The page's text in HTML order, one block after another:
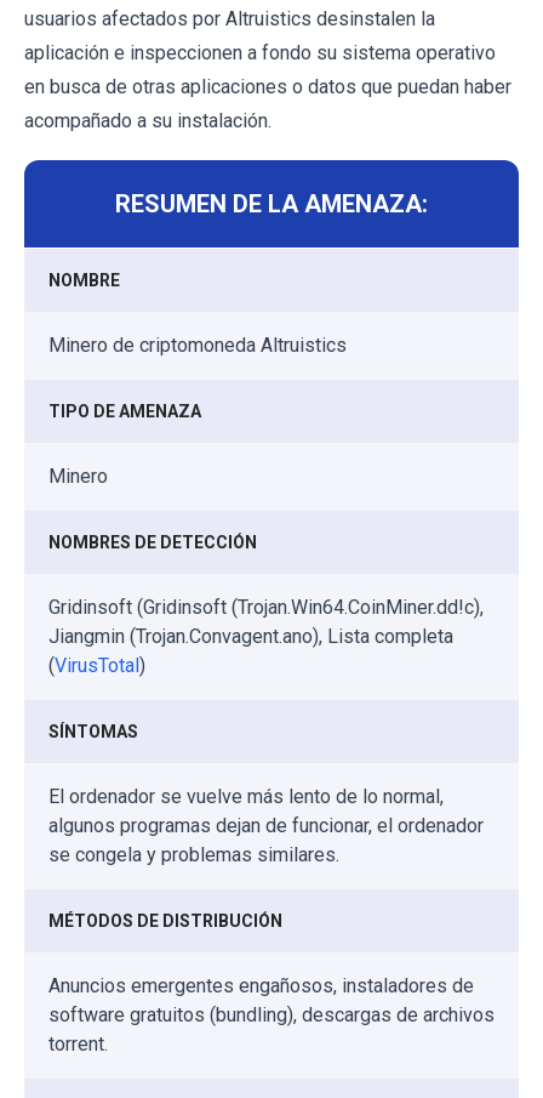
usuarios afectados por Altruistics desinstalen la
aplicación e inspeccionen a fondo su sistema operativo
en busca de otras aplicaciones o datos que puedan haber
acompañado a su instalación.
RESUMEN DE LA AMENAZA:
NOMBRE
Minero de criptomoneda Altruistics
TIPO DE AMENAZA
Minero
NOMBRES DE DETECCIÓN
Gridinsoft (Gridinsoft (Trojan.Win64.CoinMiner.dd!c),
Jiangmin (Trojan.Convagent.ano), Lista completa
(VirusTotal)
SÍNTOMAS
El ordenador se vuelve más lento de lo normal,
algunos programas dejan de funcionar, el ordenador
se congela y problemas similares.
MÉTODOS DE DISTRIBUCIÓN
Anuncios emergentes engañosos, instaladores de
software gratuitos (bundling), descargas de archivos
torrent.